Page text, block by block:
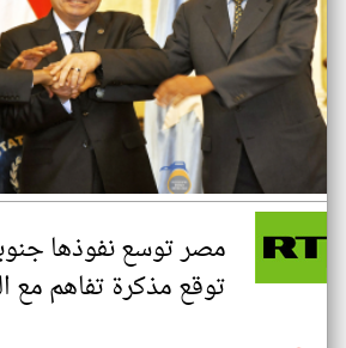
مصر توسع نفوذها
توقع مذكرة تفاهم مع